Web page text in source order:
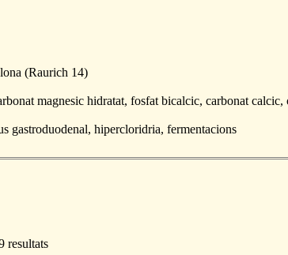
(Raurich 14)
magnesic hidratat, fosfat bicalcic, carbonat
gastroduodenal, hipercloridria, fermentacions
resultats